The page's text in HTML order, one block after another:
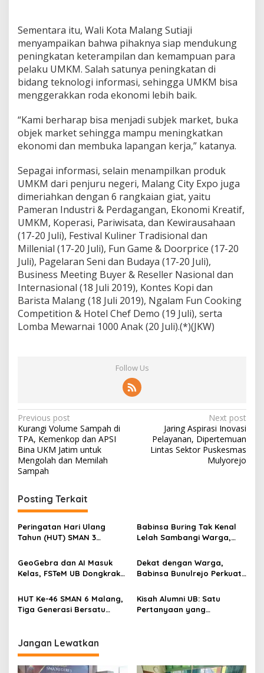
a
m
p
i
n
g
i
W
i
k
a
M
a
l
a
n
g
B
u
k
a
M
a
l
a
x
o
Sementara itu, Wali Kota Malang Sutiaji
menyampaikan bahwa pihaknya siap mendukung
peningkatan keterampilan dan kemampuan para
pelaku UMKM. Salah satunya peningkatan di
bidang teknologi informasi, sehingga UMKM bisa
menggerakkan roda ekonomi lebih baik.
“Kami berharap bisa menjadi subjek market, buka
objek market sehingga mampu meningkatkan
ekonomi dan membuka lapangan kerja,” katanya.
Sepagai informasi, selain menampilkan produk
UMKM dari penjuru negeri, Malang City Expo juga
dimeriahkan dengan 6 rangkaian giat, yaitu
Pameran Industri & Perdagangan, Ekonomi Kreatif,
UMKM, Koperasi, Pariwisata, dan Kewirausahaan
(17-20 Juli), Festival Kuliner Tradisional dan
Millenial (17-20 Juli), Fun Game & Doorprice (17-20
Juli), Pagelaran Seni dan Budaya (17-20 Juli),
Business Meeting Buyer & Reseller Nasional dan
Internasional (18 Juli 2019), Kontes Kopi dan
Barista Malang (18 Juli 2019), Ngalam Fun Cooking
Competition & Hotel Chef Demo (19 Juli), serta
Lomba Mewarnai 1000 Anak (20 Juli).(*)(JKW)
Follow Us
P
o
s
t
a
v
i
a
i
o
n
Previous post
Kurangi Volume Sampah di
TPA, Kemenkop dan APSI
Bina UKM Jatim untuk
Mengolah dan Memilah
Sampah
Next post
Jaring Aspirasi Inovasi
Pelayanan, Dipertemuan
Lintas Sektor Puskesmas
Mulyorejo
Posting Terkait
Peringatan Hari Ulang
Tahun (HUT) SMAN 3
untuk memperkuat
komitmen sekolah dalam
mempertahankan tradisi
Babinsa Buring Tak Kenal
Lelah Sambangi Warga,
Jaga Kamtibmas
GeoGebra dan AI Masuk
Kelas, FSTeM UB Dongkrak
SMAN 1 Krembung
Dekat dengan Warga,
Babinsa Bunulrejo Perkuat
HUT Ke-46 SMAN 6 Malang,
Tiga Generasi Bersatu
Untari
Kisah Alumni UB: Satu
Pertanyaan yang
Jangan Lewatkan